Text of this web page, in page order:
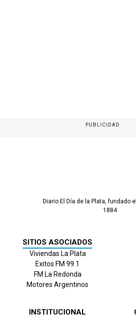
PUBLICIDAD
Diario El Día de la Plata, fundado
1884
SITIOS ASOCIADOS
Viviendas La Plata
Exitos FM 99.1
FM La Redonda
Motores Argentinos
INSTITUCIONAL